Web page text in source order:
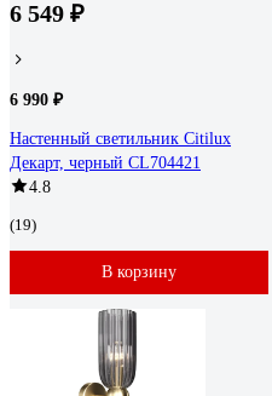
6 549 ₽
6 990 ₽
Настенный светильник Citilux
Декарт, черный CL704421
4.8
(19)
В корзину